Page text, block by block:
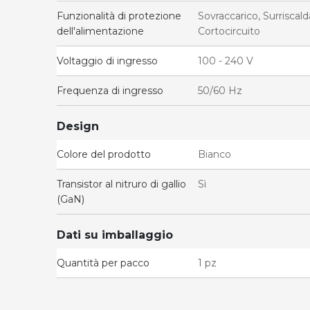
Funzionalità di protezione
dell'alimentazione
Sovraccarico,
Cortocircuito
Voltaggio di ingresso 100 - 240 V
Frequenza di ingresso 50/60 Hz
Design
Colore del prodotto Bianco
Transistor al nitruro di gallio
(GaN)
Sì
Dati su imballaggio
Quantità per pacco 1 pz